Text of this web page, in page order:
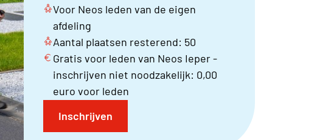
Voor Neos leden van de eigen
afdeling
Aantal plaatsen resterend: 50
Gratis voor leden van Neos Ieper -
inschrijven niet noodzakelijk: 0,00
euro voor leden
Inschrijven